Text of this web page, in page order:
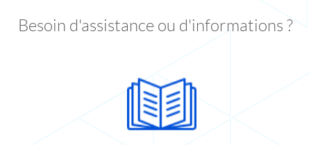
Besoin d'assistance ou d'informations ?